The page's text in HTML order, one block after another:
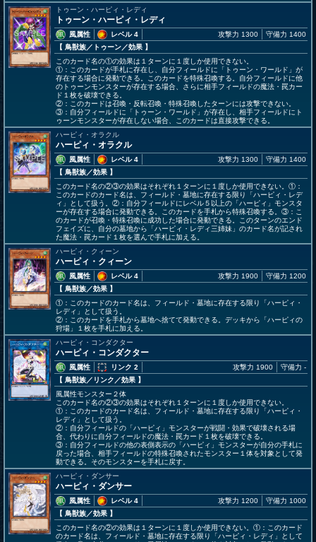
トゥーン・ハーピィ・レディ
トゥーン・ハーピィ・レディ
風属性
レベル 4
【 鳥獣族／トゥーン／効果 】
攻撃力 1300 守備力 1400
このカード名の①の効果は１ターンに１度しか使用できない。
①：このカードが手札に存在し、自分フィールドに「トゥーン・ワールド」が
存在する場合に発動できる。このカードを特殊召喚する。自分フィールドに他
のトゥーンモンスターが存在する場合、さらに相手フィールドの魔法・罠カー
ド１枚を破壊できる。
②：このカードは召喚・反転召喚・特殊召喚したターンには攻撃できない。
③：自分フィールドに「トゥーン・ワールド」が存在し、相手フィールドにト
ゥーンモンスターが存在しない場合、このカードは直接攻撃できる。
ハーピィ・オラクル
ハーピィ・オラクル
風属性
レベル 4
【 鳥獣族／効果 】
攻撃力 1300 守備力 1400
このカード名の②③の効果はそれぞれ１ターンに１度しか使用できない。①：
このカードのカード名は、フィールド・墓地に存在する限り「ハーピィ・レデ
ィ」として扱う。②：自分フィールドにレベル５以上の「ハーピィ」モンスタ
ーが存在する場合に発動できる。このカードを手札から特殊召喚する。③：こ
のカードが召喚・特殊召喚に成功した場合に発動できる。このターンのエンド
フェイズに、自分の墓地から「ハーピィ・レディ三姉妹」のカード名が記され
た魔法・罠カード１枚を選んで手札に加える。
ハーピィ・クィーン
ハーピィ・クィーン
風属性
レベル 4
【 鳥獣族／効果 】
攻撃力 1900 守備力 1200
①：このカードのカード名は、フィールド・墓地に存在する限り「ハーピィ・
レディ」として扱う。
②：このカードを手札から墓地へ捨てて発動できる。デッキから「ハーピィの
狩場」１枚を手札に加える。
ハーピィ・コンダクター
ハーピィ・コンダクター
風属性
リンク 2
【 鳥獣族／リンク／効果 】
攻撃力 1900 守備力 -
風属性モンスター２体
このカード名の②③の効果はそれぞれ１ターンに１度しか使用できない。
①：このカードのカード名は、フィールド・墓地に存在する限り「ハーピィ・
レディ」として扱う。
②：自分フィールドの「ハーピィ」モンスターが戦闘・効果で破壊される場
合、代わりに自分フィールドの魔法・罠カード１枚を破壊できる。
③：自分フィールドの他の表側表示の「ハーピィ」モンスターが自分の手札に
戻った場合、相手フィールドの特殊召喚されたモンスター１体を対象として発
動できる。そのモンスターを手札に戻す。
ハーピィ・ダンサー
ハーピィ・ダンサー
風属性
レベル 4
【 鳥獣族／効果 】
攻撃力 1200 守備力 1000
このカード名の②の効果は１ターンに１度しか使用できない。①：このカード
のカード名は、フィールド・墓地に存在する限り「ハーピィ・レディ」として